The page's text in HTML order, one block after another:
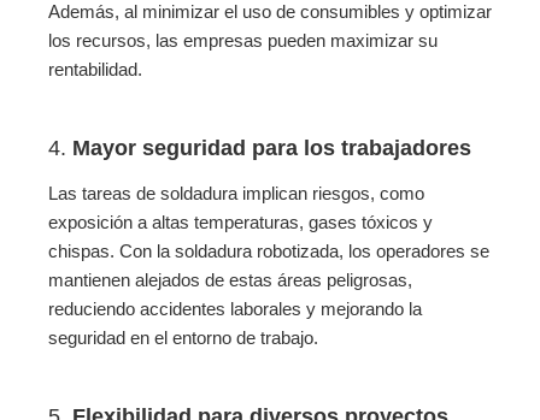
Además, al minimizar el uso de consumibles y optimizar
los recursos, las empresas pueden maximizar su
rentabilidad.
4. Mayor seguridad para los trabajadores
Las tareas de soldadura implican riesgos, como
exposición a altas temperaturas, gases tóxicos y
chispas. Con la soldadura robotizada, los operadores se
mantienen alejados de estas áreas peligrosas,
reduciendo accidentes laborales y mejorando la
seguridad en el entorno de trabajo.